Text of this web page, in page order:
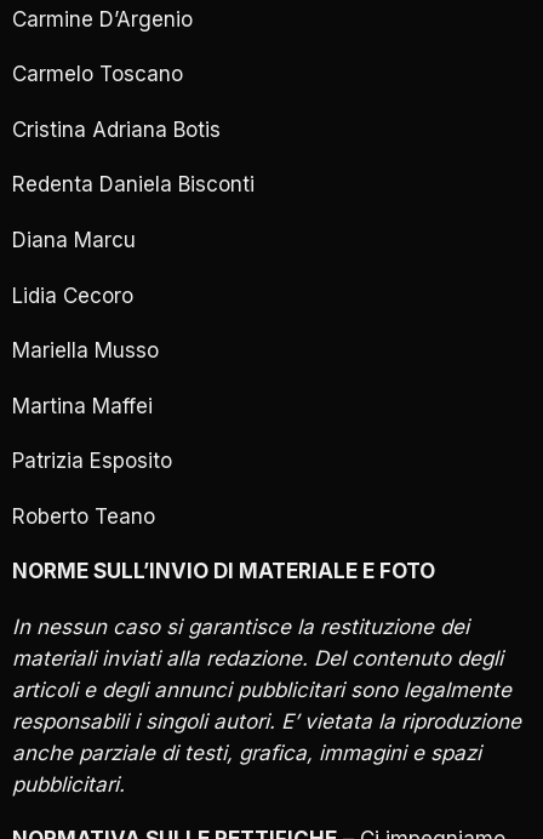
Carmine D’Argenio
Carmelo Toscano
Cristina Adriana Botis
Redenta Daniela Bisconti
Diana Marcu
Lidia Cecoro
Mariella Musso
Martina Maffei
Patrizia Esposito
Roberto Teano
NORME SULL’INVIO DI MATERIALE E FOTO
In nessun caso si garantisce la restituzione dei
materiali inviati alla redazione. Del contenuto degli
articoli e degli annunci pubblicitari sono legalmente
responsabili i singoli autori. E’ vietata la riproduzione
anche parziale di testi, grafica, immagini e spazi
pubblicitari.